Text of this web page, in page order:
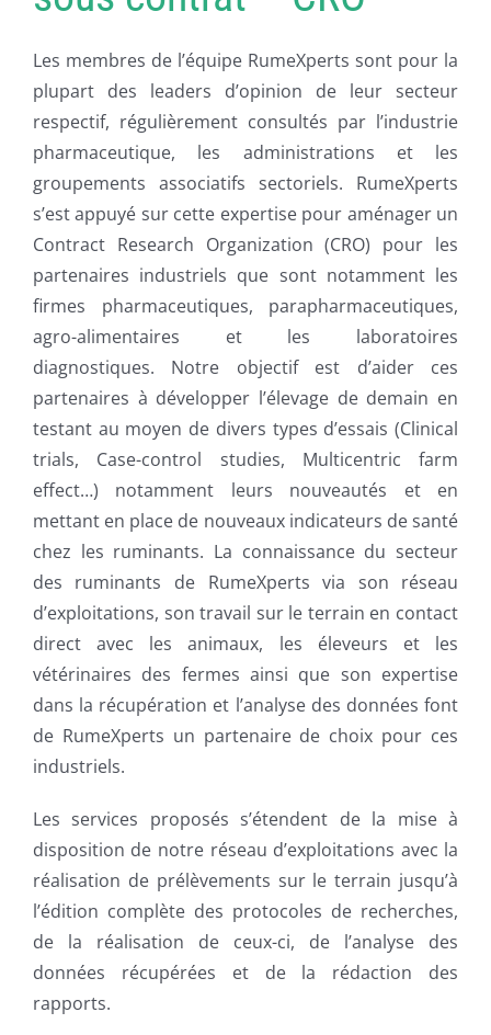
Les membres de l’équipe RumeXperts sont pour la
plupart des leaders d’opinion de leur secteur
respectif, régulièrement consultés par l’industrie
pharmaceutique, les administrations et les
groupements associatifs sectoriels. RumeXperts
s’est appuyé sur cette expertise pour aménager un
Contract Research Organization (CRO) pour les
partenaires industriels que sont notamment les
firmes pharmaceutiques, parapharmaceutiques,
agro-alimentaires et les laboratoires
diagnostiques. Notre objectif est d’aider ces
partenaires à développer l’élevage de demain en
testant au moyen de divers types d’essais (Clinical
trials, Case-control studies, Multicentric farm
effect…) notamment leurs nouveautés et en
mettant en place de nouveaux indicateurs de santé
chez les ruminants. La connaissance du secteur
des ruminants de RumeXperts via son réseau
d’exploitations, son travail sur le terrain en contact
direct avec les animaux, les éleveurs et les
vétérinaires des fermes ainsi que son expertise
dans la récupération et l’analyse des données font
de RumeXperts un partenaire de choix pour ces
industriels.
Les services proposés s’étendent de la mise à
disposition de notre réseau d’exploitations avec la
réalisation de prélèvements sur le terrain jusqu’à
l’édition complète des protocoles de recherches,
de la réalisation de ceux-ci, de l’analyse des
données récupérées et de la rédaction des
rapports.